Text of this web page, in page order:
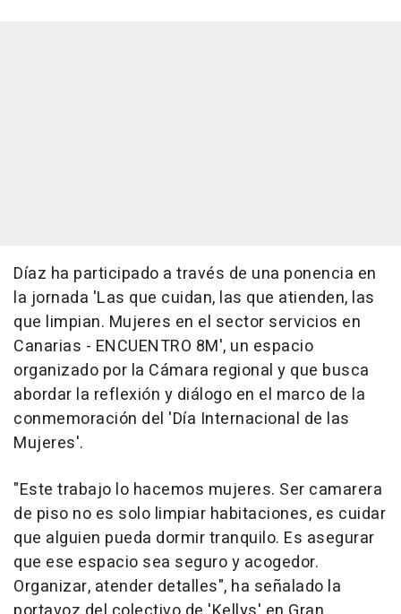
Díaz ha participado a través de una ponencia en
la jornada 'Las que cuidan, las que atienden, las
que limpian. Mujeres en el sector servicios en
Canarias - ENCUENTRO 8M', un espacio
organizado por la Cámara regional y que busca
abordar la reflexión y diálogo en el marco de la
conmemoración del 'Día Internacional de las
Mujeres'.
"Este trabajo lo hacemos mujeres. Ser camarera
de piso no es solo limpiar habitaciones, es cuidar
que alguien pueda dormir tranquilo. Es asegurar
que ese espacio sea seguro y acogedor.
Organizar, atender detalles", ha señalado la